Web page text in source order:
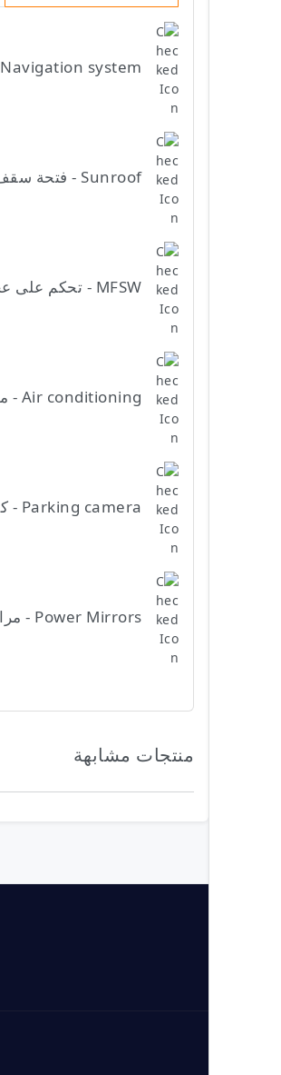
Navigation system - نظام الملاحة
Sunroof - فتحة سقف
MFSW - تحكم على عجلة القيادة
Air conditioning - مكيف ديجيتال
Parking camera - كاميرا خلفية
Power Mirrors - مرايا جانبية كهربائية
منتجات مشابهة